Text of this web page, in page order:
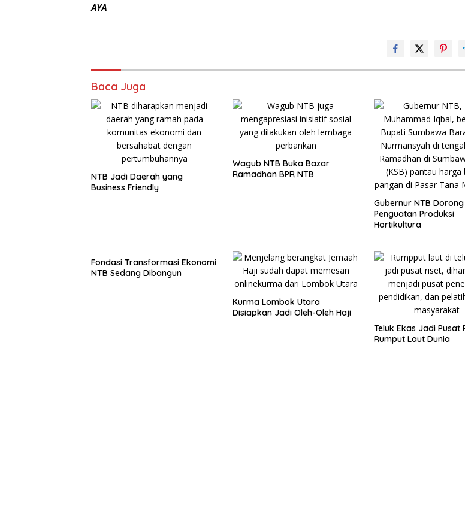
AYA
Baca Juga
NTB Jadi Daerah yang
Business Friendly
Wagub NTB Buka Bazar
Ramadhan BPR NTB
Gubernur NTB Dorong
Penguatan Produksi
Hortikultura
Fondasi Transformasi Ekonomi
NTB Sedang Dibangun
Kurma Lombok Utara
Disiapkan Jadi Oleh-Oleh Haji
Teluk Ekas Jadi Pusat
Rumput Laut Dunia